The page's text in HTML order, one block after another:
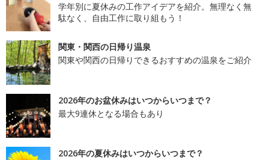
学年別に夏休みの工作アイデアを紹介。無理なく無
駄なく、自由工作に取り組もう！
関東・関西の日帰り温泉
関東や関西の日帰りできるおすすめの温泉をご紹介
2026年のお盆休みはいつからいつまで？
最大9連休となる場合もあり
2026年の夏休みはいつからいつまで？